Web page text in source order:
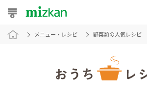
おうちレシピ
メニュー・レシピ 野菜類の人気レシピ